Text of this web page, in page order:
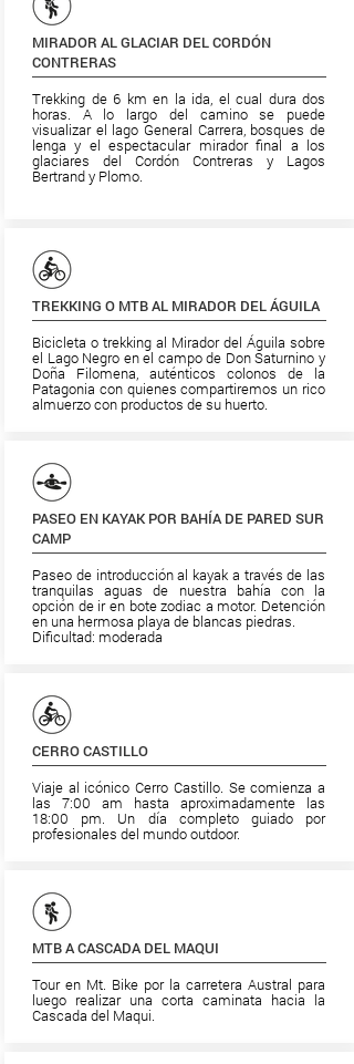
MIRADOR AL GLACIAR DEL CORDÓN
CONTRERAS
Trekking de 6 km en la ida, el cual dura dos
horas. A lo largo del camino se puede
visualizar el lago General Carrera, bosques de
lenga y el espectacular mirador final a los
glaciares del Cordón Contreras y Lagos
Bertrand y Plomo.
TREKKING O MTB AL MIRADOR DEL ÁGUILA
Bicicleta o trekking al Mirador del Águila sobre
el Lago Negro en el campo de Don Saturnino y
Doña Filomena, auténticos colonos de la
Patagonia con quienes compartiremos un rico
almuerzo con productos de su huerto.
PASEO EN KAYAK POR BAHÍA DE PARED SUR
CAMP
Paseo de introducción al kayak a través de las
tranquilas aguas de nuestra bahía con la
opción de ir en bote zodiac a motor. Detención
en una hermosa playa de blancas piedras.
Dificultad: moderada
CERRO CASTILLO
Viaje al icónico Cerro Castillo. Se comienza a
las 7:00 am hasta aproximadamente las
18:00 pm. Un día completo guiado por
profesionales del mundo outdoor.
MTB A CASCADA DEL MAQUI
Tour en Mt. Bike por la carretera Austral para
luego realizar una corta caminata hacia la
Cascada del Maqui.